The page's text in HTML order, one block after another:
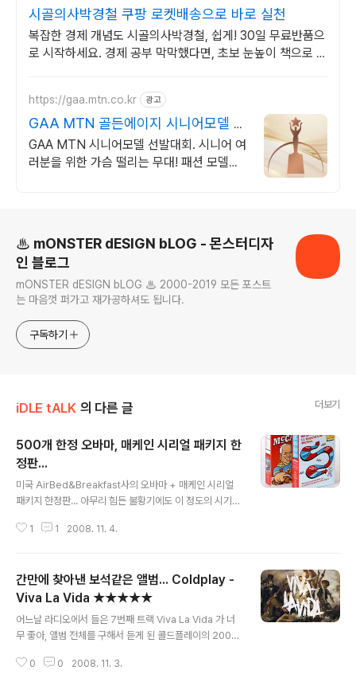
시골의사박경철 쿠팡 로켓배송으로 바로 실천
복잡한 경제 개념도 시골의사박경철, 쉽게! 30일 무료반품으
로 시작하세요. 경제 공부 막막했다면, 초보 눈높이 책으로 현
https://gaa.mtn.co.kr 광고
GAA MTN 골든에이지 시니어모델 선
발대회
GAA MTN 시니어모델 선발대회. 시니어 여
러분을 위한 가슴 떨리는 무대! 패션 모델은
♨ mONSTER dESIGN bLOG - 몬스터디자
인 블로그
mONSTER dESIGN bLOG ♨ 2000-2019 모든 포스트
는 마음껏 퍼가고 재가공하셔도 됩니다.
구독하기
iDLE tALK 의 다른 글 더보기
500개 한정 오바마, 매케인 시리얼 패키지 한
정판...
미국 AirBed&Breakfast사의 오바마 + 매케인 시리얼
패키지 한정판... 아무리 힘든 불황기에도 이 정도의 시기적
1 1 2008. 11. 4.
간만에 찾아낸 보석같은 앨범... Coldplay -
Viva La Vida ★★★★★
어느날 라디오에서 들은 7번째 트랙 Viva La Vida 가 너
무 좋아, 앨범 전체를 구해서 듣게 된 콜드플레이의 2008
고, 황량하고 뭉툭(?)하면서도 화려하고 아늑한 사운드 또
0 0 2008. 11. 3.